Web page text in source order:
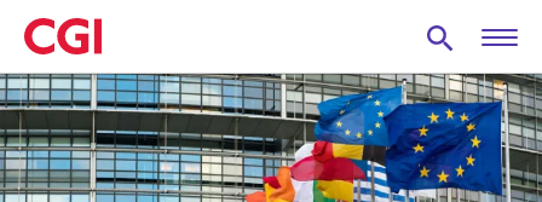
Skip
to
main
content